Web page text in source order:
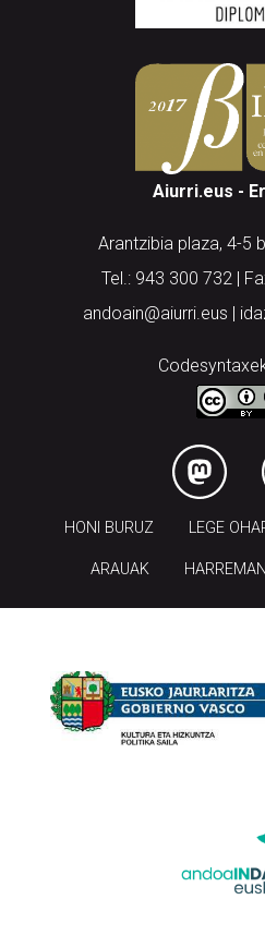
Aiurri.eus -
Arantzibia plaza, 4-5
Tel.: 943 300 732 |
andoain@aiurri.eus |
HONI BURUZ LEGE
ARAUAK